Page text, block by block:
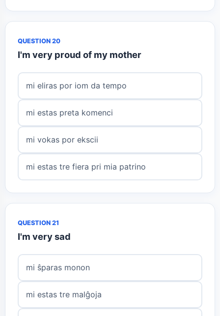
QUESTION 20
I'm very proud of my mother
mi eliras por iom da tempo
mi estas preta komenci
mi vokas por ekscii
mi estas tre fiera pri mia patrino
QUESTION 21
I'm very sad
mi ŝparas monon
mi estas tre malĝoja